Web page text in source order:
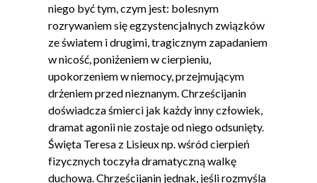
niego być tym, czym jest: bolesnym
rozrywaniem się egzystencjalnych związków
ze światem i drugimi, tragicznym zapadaniem
w nicość, poniżeniem w cierpieniu,
upokorzeniem w niemocy, przejmującym
drżeniem przed nieznanym. Chrześcijanin
doświadcza śmierci jak każdy inny człowiek,
dramat agonii nie zostaje od niego odsunięty.
Święta Teresa z Lisieux np. wśród cierpień
fizycznych toczyła dramatyczną walkę
duchową. Chrześcijanin jednak, jeśli rozmyśla